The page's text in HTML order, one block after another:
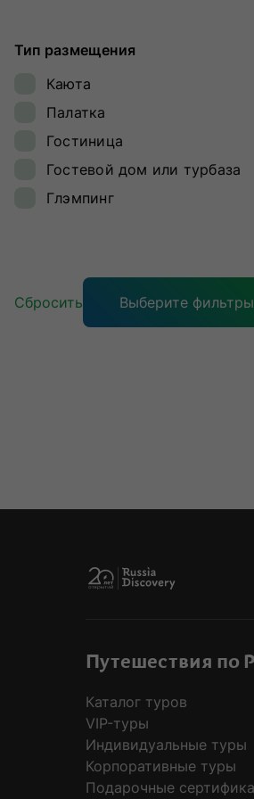
Тип размещения
Каюта
Палатка
Гостиница
Гостевой дом или турбаза
Глэмпинг
Сбросить Выберите фильтры
Путешествия по
Каталог туров
VIP-туры
Индивидуальные туры
Корпоративные туры
Подарочные